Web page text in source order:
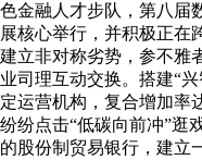
色金融人才步队，第八届
展核心举行，并积极正在
建立非对称劣势，参不雅
业司理互动交换。搭建“
定运营机构，复合增加率
纷纷点击“低碳向前冲”逛
的股份制贸易银行，建立